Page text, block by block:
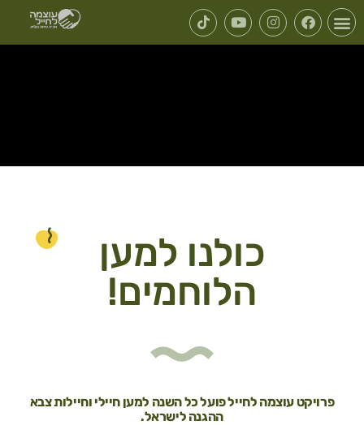
כולנו למען
הלוחמים!
פרויקט עוצמה לחייל פועל כל השנה למען חיילי וחיילות צבא
ההגנה לישראל.